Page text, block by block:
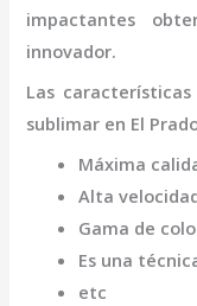
impactantes
innovador.
Las
sublimar en El
Máxima
Alta
Gama de
Es una
etc